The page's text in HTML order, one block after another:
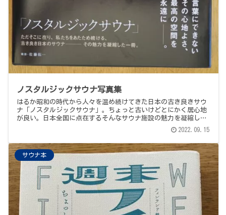
ノスタルジックサウナ写真集
はるか昭和の時代から人々を温め続けてきた日本の古き良きサウ
ナ「ノスタルジックサウナ」。ちょっと古いけどとにかく居心地
が良い。日本全国に点在するそんなサウナ施設の魅力を凝縮した
2022.09.15
サウナ本